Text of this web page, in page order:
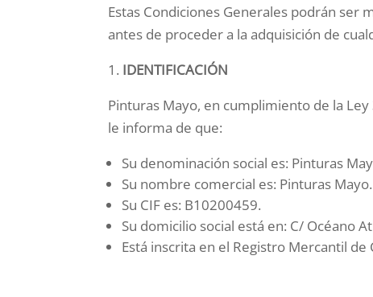
Estas Condiciones Generales podrán
antes de proceder a la adquisición de
IDENTIFICACIÓN
Pinturas Mayo, en cumplimiento de la
le informa de que:
Su denominación social es: Pinturas
Su nombre comercial es: Pinturas Mayo.
Su CIF es: B10200459.
Su domicilio social está en: C/ Océano
Está inscrita en el Registro Mercantil de